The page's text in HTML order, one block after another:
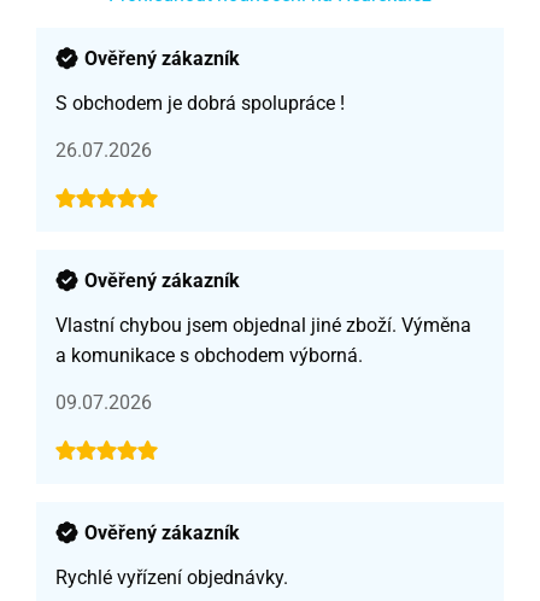
Ověřený zákazník
S obchodem je dobrá spolupráce !
26.07.2026
Ověřený zákazník
Vlastní chybou jsem objednal jiné zboží. Výměna
a komunikace s obchodem výborná.
09.07.2026
Ověřený zákazník
Rychlé vyřízení objednávky.